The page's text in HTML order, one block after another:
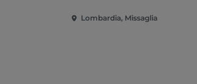
Lombardia, Missaglia